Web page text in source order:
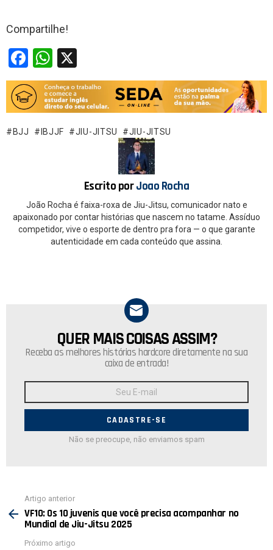
Compartilhe!
F
a
ce
b
o
W
h
at
s
A
BJJ IBJJF JIU-JITSU JIU-JITSU
Escrito porJoao Rocha
João Rocha é faixa-roxa de Jiu-Jitsu, comunicador nato e
apaixonado por contar histórias que nascem no tatame. Assíduo
competidor, vive o esporte de dentro pra fora — o que garante
autenticidade em cada conteúdo que assina.
NEWSLETTER
QUER MAIS COISAS ASSIM?
Receba as melhores histórias hardcore diretamente na sua
caixa de entrada!
E-
Não se preocupe, não enviamos spam
mais
Artigo anterior
VF10: Os 10 juvenis que você precisa acompanhar no
Mundial de Jiu-Jitsu 2025
Próximo artigo